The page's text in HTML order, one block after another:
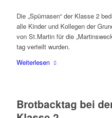
Die „Spür­na­sen“ der Klas­se 2
alle Kin­der und Kol­le­gen der
von St.Martin für die
tag ver­teilt wurden.
Wei­ter­le­sen
Brot­back­tag bei